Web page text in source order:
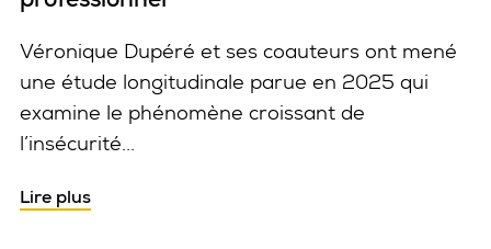
Véronique Dupéré et ses coauteurs ont mené
une étude longitudinale parue en 2025 qui
examine le phénomène croissant de
l’insécurité...
Lire plus